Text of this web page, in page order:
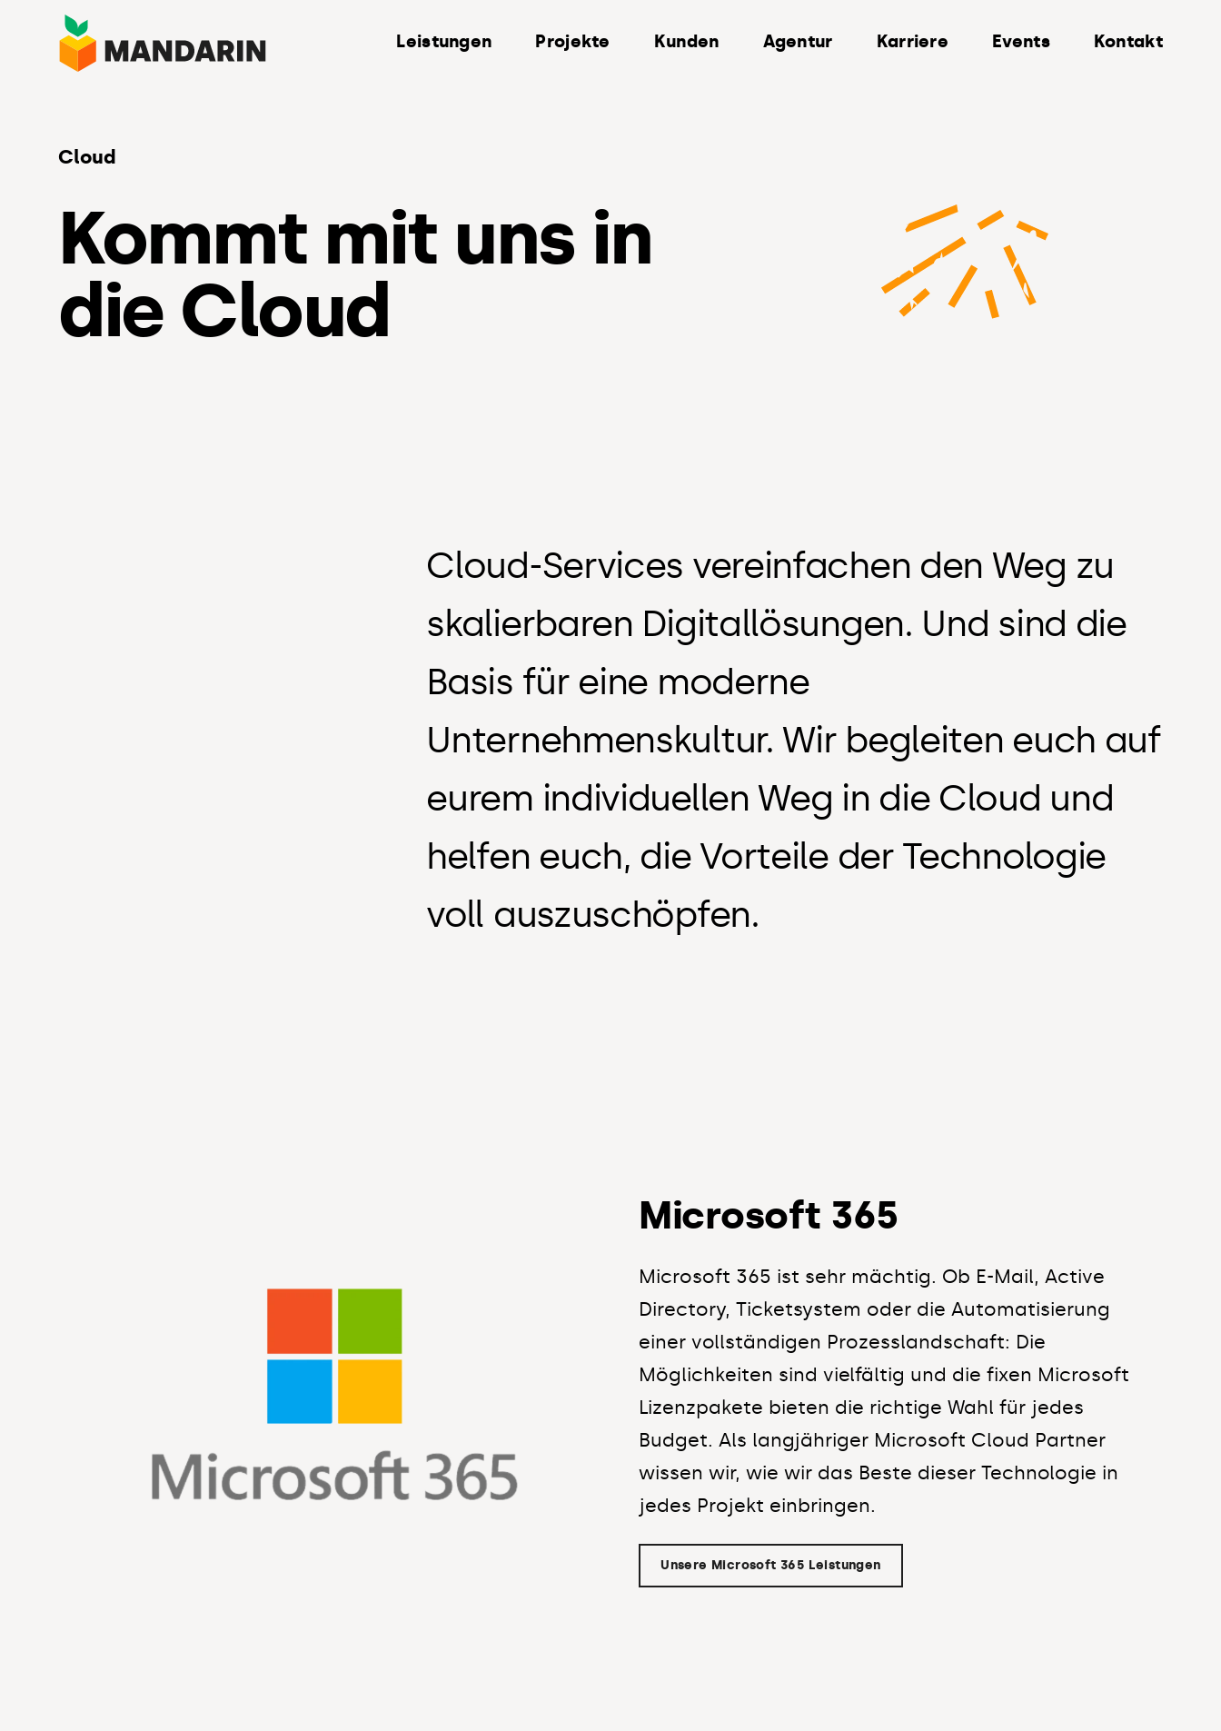
Leistungen Projekte Kunden Agentur Karriere Events Kontakt
Cloud
Kommt mit uns in
die Cloud
Cloud-Services vereinfachen den Weg zu
skalierbaren Digitallösungen. Und sind die
Basis für eine moderne
Unternehmenskultur. Wir begleiten euch auf
eurem individuellen Weg in die Cloud und
helfen euch, die Vorteile der Technologie
voll auszuschöpfen.
Microsoft 365
Microsoft 365 ist sehr mächtig. Ob E-Mail, Active
Directory, Ticketsystem oder die Automatisierung
einer vollständigen Prozesslandschaft: Die
Möglichkeiten sind vielfältig und die fixen Microsoft
Lizenzpakete bieten die richtige Wahl für jedes
Budget. Als langjähriger Microsoft Cloud Partner
wissen wir, wie wir das Beste dieser Technologie in
jedes Projekt einbringen.
Unsere Microsoft 365 Leistungen